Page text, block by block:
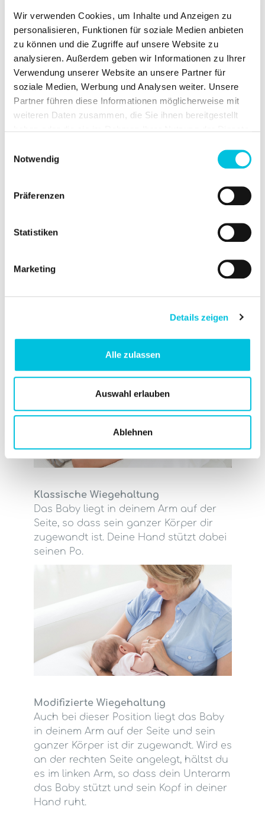
Wir verwenden Cookies, um Inhalte und Anzeigen zu
personalisieren, Funktionen für soziale Medien anbieten
zu können und die Zugriffe auf unsere Website zu
analysieren. Außerdem geben wir Informationen zu Ihrer
Verwendung unserer Website an unsere Partner für
soziale Medien, Werbung und Analysen weiter. Unsere
Partner führen diese Informationen möglicherweise mit
weiteren Daten zusammen, die Sie ihnen bereitgestellt
Notwendig
Präferenzen
Statistiken
Marketing
Details zeigen
Alle zulassen
Auswahl erlauben
Ablehnen
Stillen im Sitzen
deinem Unterarm, der Kopf wird durch
Stillkissen entlastet dich, so dass du das
Muskelkraft halten musst.
des Neugeborenen gut beurteilen und
sich besonders für das Stillen von
Zwillingen, Frühgeborenen, nach einem
erkältet ist.
Klassische Wiegehaltung
Das Baby liegt in deinem Arm auf der
Seite, so dass sein ganzer Körper dir
zugewandt ist. Deine Hand stützt dabei
seinen Po.
Modifizierte Wiegehaltung
Auch bei dieser Position liegt das Baby
in deinem Arm auf der Seite und sein
ganzer Körper ist dir zugewandt. Wird es
an der rechten Seite angelegt, hältst du
es im linken Arm, so dass dein Unterarm
das Baby stützt und sein Kopf in deiner
Hand ruht.